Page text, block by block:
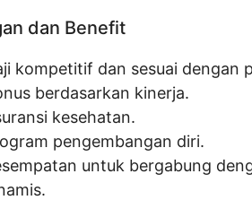
dan Benefit
kompetitif dan sesuai dengan
berdasarkan kinerja.
kesehatan.
pengembangan diri.
untuk bergabung